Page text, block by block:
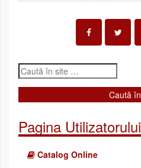
Pagina Utilizatorului
Catalog Online